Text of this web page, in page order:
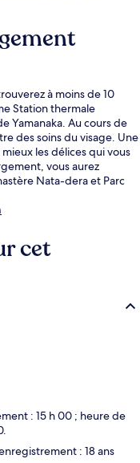
à moins de 10
Station thermale
Yamanaka. Au cours de
des soins du visage. Une
les délices qui vous
vous aurez
Nata-dera et Parc
cet
: 15 h 00 ; heure de
: 18 ans